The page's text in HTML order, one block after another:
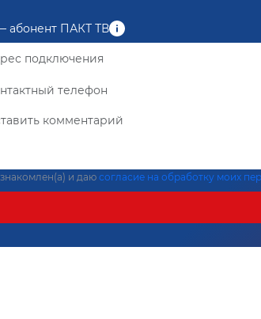
абонент ПАКТ ТВ
и даю согласие на обработку моих